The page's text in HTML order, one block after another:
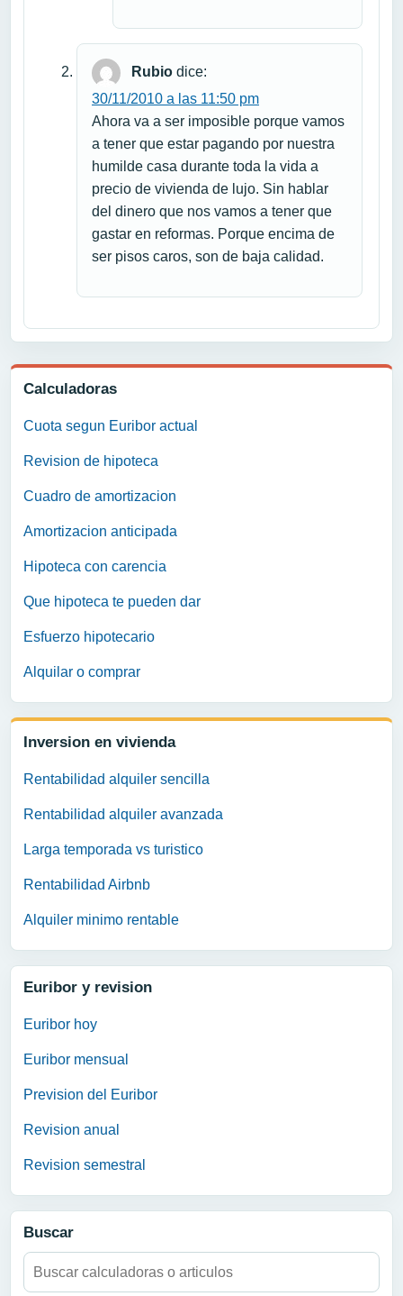
Calculadoras
Cuota segun Euribor actual
Revision de hipoteca
Cuadro de amortizacion
Amortizacion anticipada
Hipoteca con carencia
Que hipoteca te pueden dar
Esfuerzo hipotecario
Alquilar o comprar
Inversion en vivienda
Rentabilidad alquiler sencilla
Rentabilidad alquiler avanzada
Larga temporada vs turistico
Rentabilidad Airbnb
Alquiler minimo rentable
Euribor y revision
Euribor hoy
Euribor mensual
Prevision del Euribor
Revision anual
Revision semestral
Buscar
Buscar:
Rubio dice:
30/11/2010 a las 11:50 pm
Ahora va a ser imposible porque vamos
a tener que estar pagando por nuestra
humilde casa durante toda la vida a
precio de vivienda de lujo. Sin hablar
del dinero que nos vamos a tener que
gastar en reformas. Porque encima de
ser pisos caros, son de baja calidad.